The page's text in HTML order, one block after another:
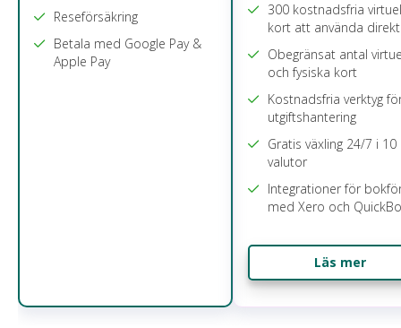
Reseförsäkring
Betala med Google Pay &
Apple Pay
300 kostnadsfria
kort att använda direkt
Obegränsat antal
och fysiska kort
Kostnadsfria verktyg
utgiftshantering
Gratis växling 24/7 i 10
valutor
Integrationer för
med Xero och
Läs mer